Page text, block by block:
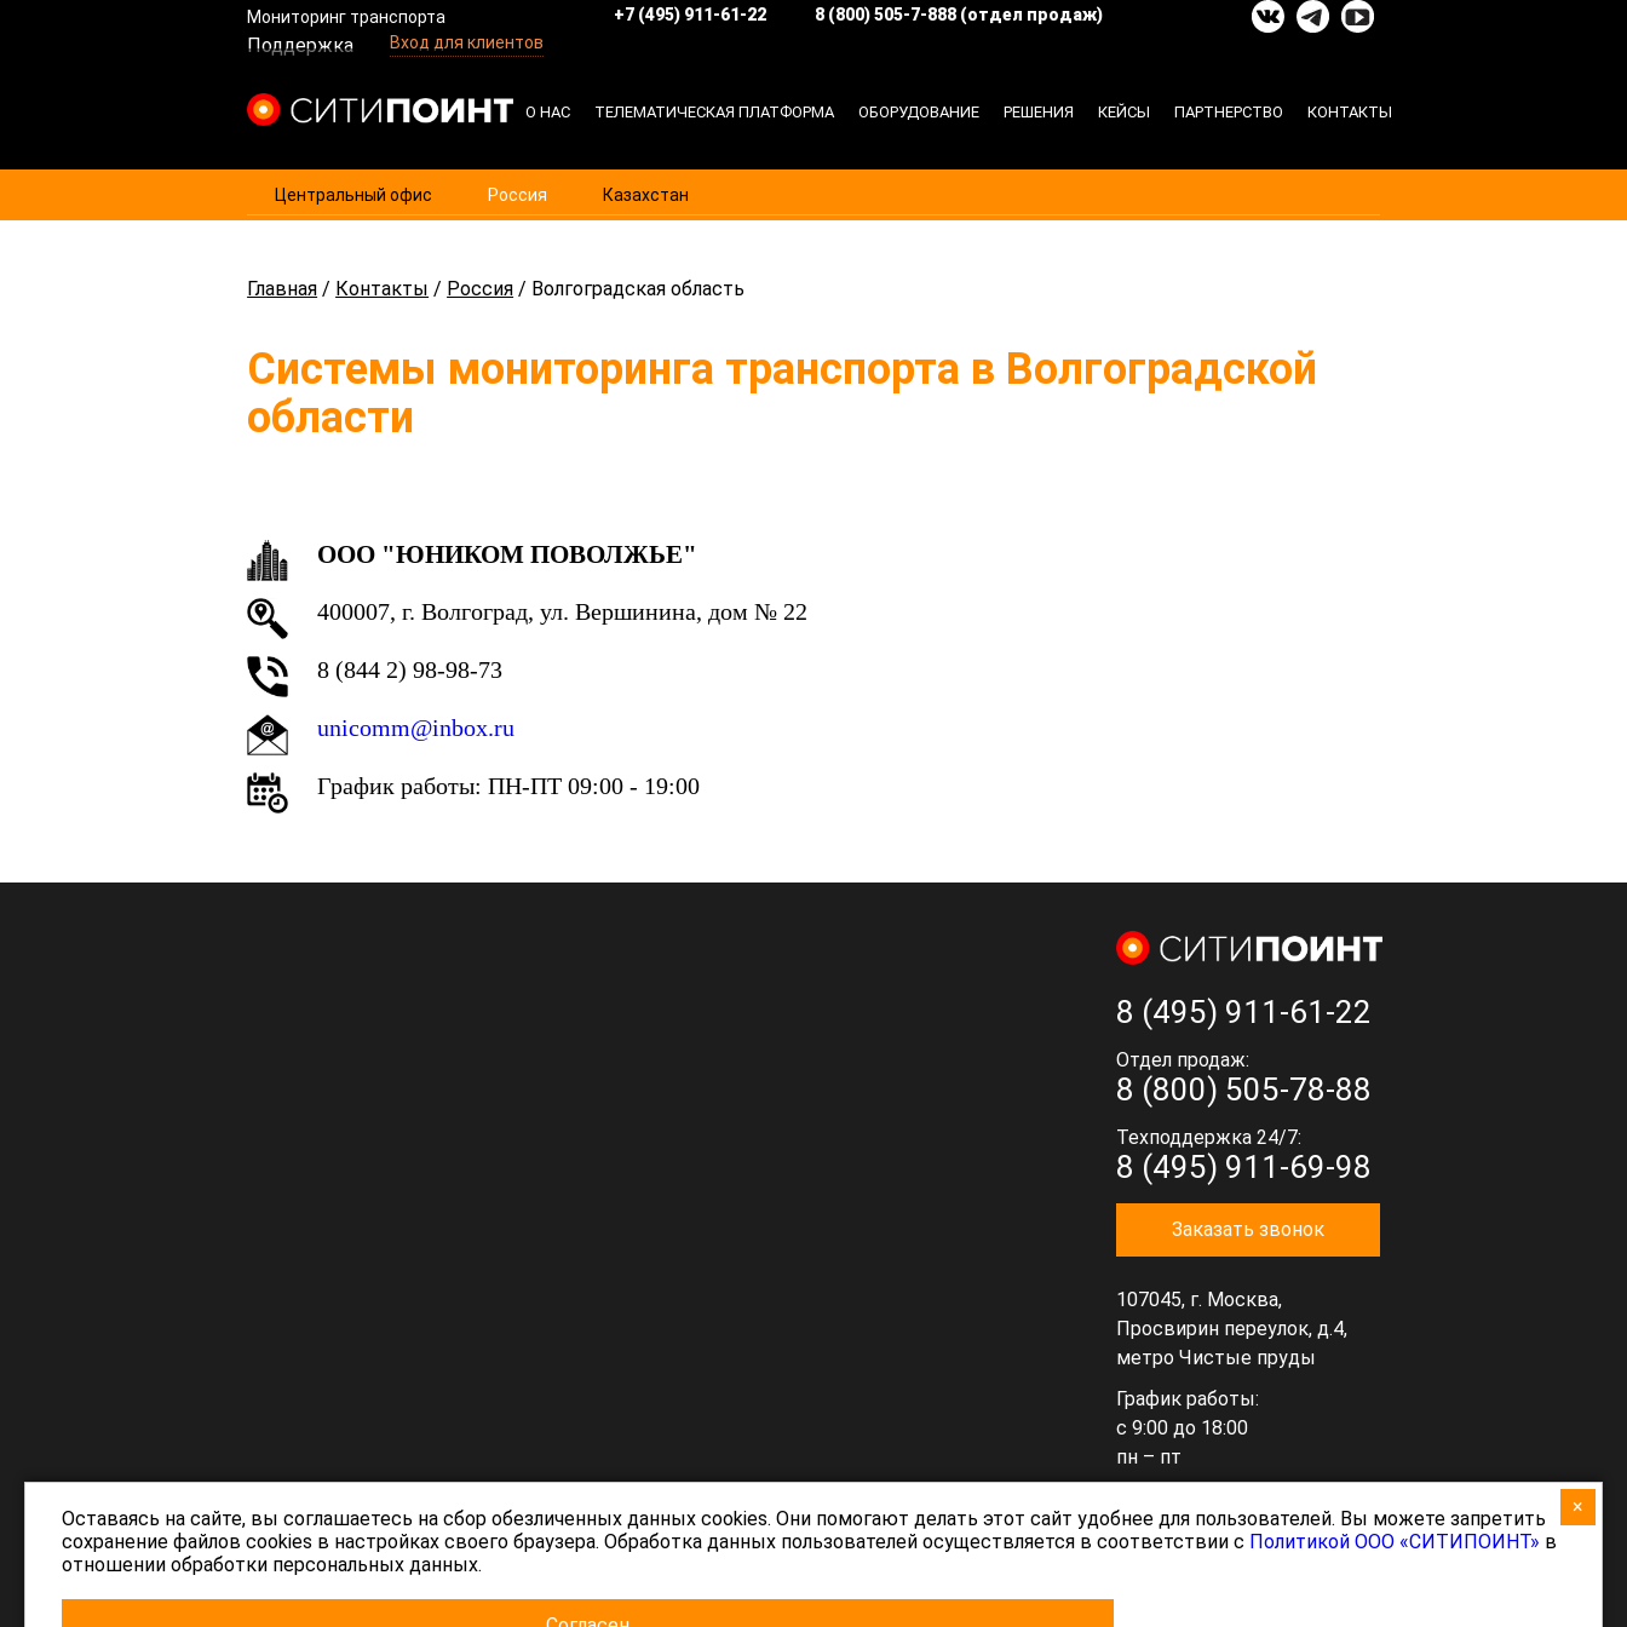
Мониторинг транспорта +7 (495) 911-61-22 8 (800) 505-7-888 (отдел продаж)
Поддержка Вход для клиентов
О НАС ТЕЛЕМАТИЧЕСКАЯ ПЛАТФОРМА ОБОРУДОВАНИЕ РЕШЕНИЯ КЕЙСЫ ПАРТНЕРСТВО КОНТАКТЫ
Центральный офис Россия Казахстан
Главная / Контакты / Россия / Волгоградская область
Системы мониторинга транспорта в Волгоградской
области
ООО "ЮНИКОМ ПОВОЛЖЬЕ"
400007, г. Волгоград, ул. Вершинина, дом № 22
8 (844 2) 98-98-73
unicomm@inbox.ru
График работы: ПН-ПТ 09:00 - 19:00
8 (495) 911-61-22
Отдел продаж:
8 (800) 505-78-88
Техподдержка 24/7:
8 (495) 911-69-98
Заказать звонок
107045, г. Москва,
Просвирин переулок, д.4,
метро Чистые пруды
График работы:
с 9:00 до 18:00
пн – пт
hello@citypoint.ru
Оставаясь на сайте, вы соглашаетесь на сбор обезличенных данных cookies. Они помогают делать этот сайт удобнее для пользователей. Вы можете запретить
сохранение файлов cookies в настройках своего браузера. Обработка данных пользователей осуществляется в соответствии с Политикой ООО «СИТИПОИНТ» в
отношении обработки персональных данных.
×